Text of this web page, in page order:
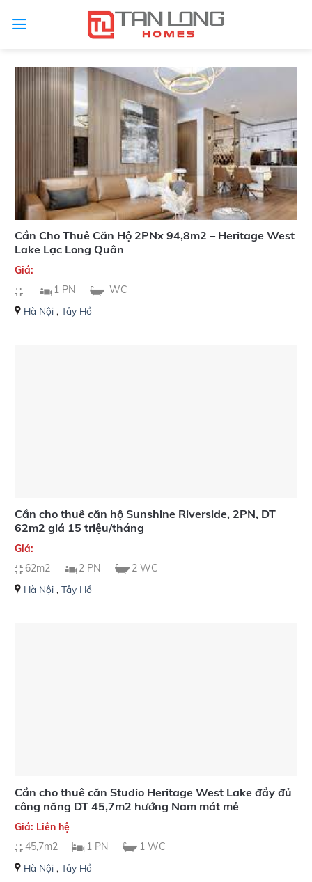
Cần Cho Thuê Căn Hộ 2PNx 94,8m2 – Heritage West
Lake Lạc Long Quân
Giá:
1 PN
WC
Hà Nội, Tây Hồ
Cần cho thuê căn hộ Sunshine Riverside, 2PN, DT
62m2 giá 15 triệu/tháng
Giá:
62m2
2 PN 2 WC
Hà Nội, Tây Hồ
Cần cho thuê căn Studio Heritage West Lake đầy đủ
công năng DT 45,7m2 hướng Nam mát mẻ
Giá: Liên hệ
45,7m2
1 PN 1 WC
Hà Nội, Tây Hồ